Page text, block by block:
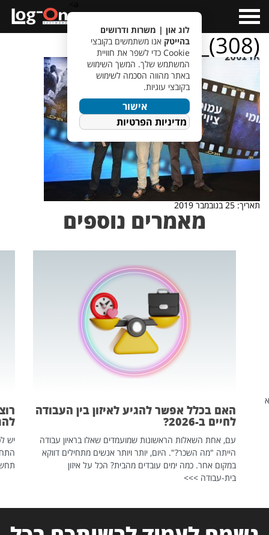
Menu
ist_(308)
תאריך: 25 בנובמבר 2019
מאמרים נוספים
האם בכלל אפשר להגיע לאיזון בין העבודה
לחיים ב-2026?
עם, אחת השאלות הראשונות שמועמדים שאלו בראיון עבודה
הייתה "מה השכר?". היום, יותר ויותר אנשים מתחילים דווקא
במקום אחר. כמה ימים עובדים מהבית? הכל על איזון
בית-עבודה >>>
יש
לוג און | משרות ודרושים
בהייטק אנו משתמשים בקובצי
Cookie כדי לשפר את חוויית
המשתמש שלך. המשך השימוש
באתר מהווה הסכמה לשימוש
בקובצי עוגיות.
אישור
מדיניות הפרטיות